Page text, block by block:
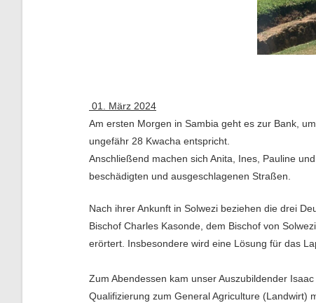
01. März 2024
Am ersten Morgen in Sambia geht es zur Bank,
ungefähr 28 Kwacha entspricht.
Anschließend machen sich Anita, Ines, Pauline
beschädigten und ausgeschlagenen Straßen.
Nach ihrer Ankunft in Solwezi beziehen die drei
Bischof Charles Kasonde, dem Bischof von
erörtert. Insbesondere wird eine Lösung für das
Zum Abendessen kam unser Auszubildender
Qualifizierung zum General Agriculture (Landwirt)